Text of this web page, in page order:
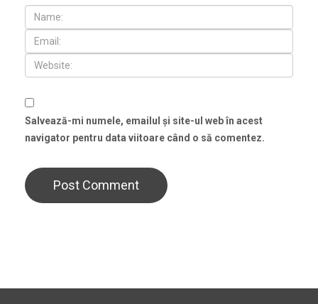
Salvează-mi numele, emailul și site-ul web în acest
navigator pentru data viitoare când o să comentez.